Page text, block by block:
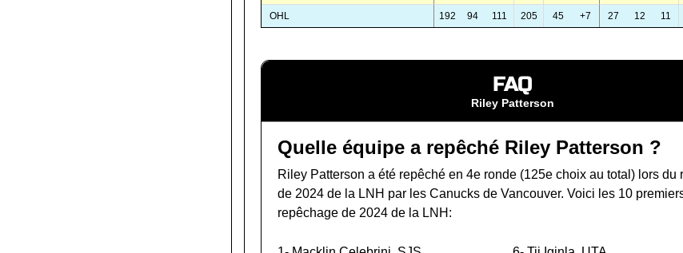
OHL 192 94 111 205 45 +7 27 12 11
FAQ
Riley Patterson
Quelle équipe a repêché Riley Patterson ?
Riley Patterson a été repêché en 4e ronde (125e choix au total) lors du
de 2024 de la LNH par les Canucks de Vancouver. Voici les 10
repêchage de 2024 de la LNH: